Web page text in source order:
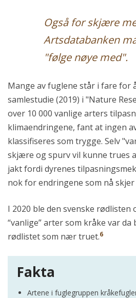
Også for skjære
Artsdatabanken
"følge nøye med".
Mange av fuglene står i fare for
samlestudie (2019) i "Nature
over 10 000 vanlige arters
klimaendringene, fant at ingen
klassifiseres som trygge. Selv
skjære og spurv vil kunne trues
jakt fordi dyrenes
nok for endringene som nå skjer
I 2020 ble den svenske
“vanlige” arter som kråke var
rødlistet som nær truet.6
Fakta
Artene i fuglegruppen